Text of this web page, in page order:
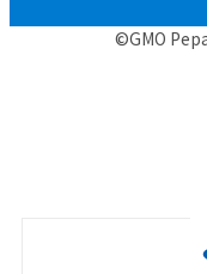
©GMO